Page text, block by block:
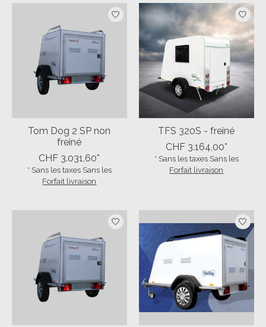
Tom Dog 2 SP non
freiné
CHF 3.031,60*
* Sans les taxes Sans les
Forfait livraison
TFS 320S - freiné
CHF 3.164,00*
* Sans les taxes Sans les
Forfait livraison